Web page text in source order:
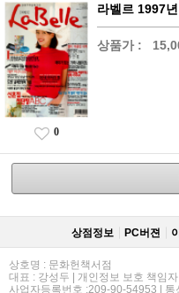
라벨르 1997
상품가 :
0
상점정보 PC버젼
상호명 : 문화헌책서점
대표 : 강성두 | 개인정보 보호 책임
사업자등록번호 :209-90-54953 | 통